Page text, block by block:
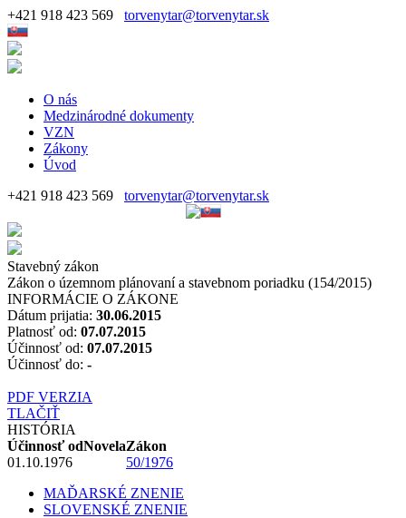
+421 918 423 569 torvenytar@torvenytar.sk
O nás
Medzinárodné dokumenty
VZN
Zákony
Úvod
+421 918 423 569 torvenytar@torvenytar.sk
Stavebný zákon
Zákon o územnom plánovaní a stavebnom poriadku (154/2015)
INFORMÁCIE O ZÁKONE
Dátum prijatia: 30.06.2015
Platnosť od: 07.07.2015
Účinnosť od: 07.07.2015
Účinnosť do: -
PDF VERZIA
TLAČIŤ
HISTÓRIA
Účinnosť odNovelaZákon
01.10.1976
50/1976
MAĎARSKÉ ZNENIE
SLOVENSKÉ ZNENIE